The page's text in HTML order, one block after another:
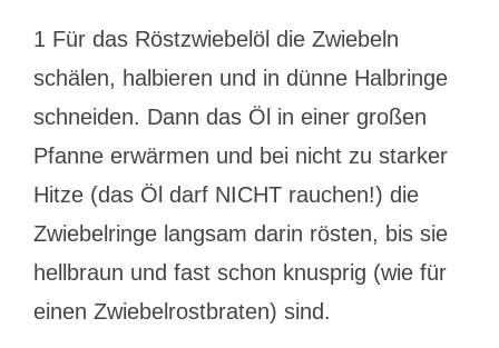
1 Für das Röstzwiebelöl die Zwiebeln
schälen, halbieren und in dünne Halbringe
schneiden. Dann das Öl in einer großen
Pfanne erwärmen und bei nicht zu starker
Hitze (das Öl darf NICHT rauchen!) die
Zwiebelringe langsam darin rösten, bis sie
hellbraun und fast schon knusprig (wie für
einen Zwiebelrostbraten) sind.